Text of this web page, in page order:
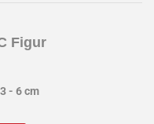
Figur
- 6 cm